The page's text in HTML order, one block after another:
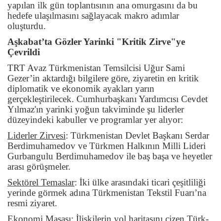
yapılan ilk gün toplantısının ana omurgasını da bu
hedefe ulaşılmasını sağlayacak makro adımlar
oluşturdu.
Aşkabat’ta Gözler Yarinki "Kritik Zirve"ye
Çevrildi
TRT Avaz Türkmenistan Temsilcisi Uğur Sami
Gezer’in aktardığı bilgilere göre, ziyaretin en kritik
diplomatik ve ekonomik ayakları yarın
gerçekleştirilecek. Cumhurbaşkanı Yardımcısı Cevdet
Yılmaz'ın yarinki yoğun takviminde şu liderler
düzeyindeki kabuller ve programlar yer alıyor:
Liderler Zirvesi: Türkmenistan Devlet Başkanı Serdar
Berdimuhamedov ve Türkmen Halkının Milli Lideri
Gurbangulu Berdimuhamedov ile baş başa ve heyetler
arası görüşmeler.
Sektörel Temaslar: İki ülke arasındaki ticari çeşitliliği
yerinde görmek adına Türkmenistan Tekstil Fuarı’na
resmi ziyaret.
Ekonomi Masası: İlişkilerin yol haritasını çizen Türk-